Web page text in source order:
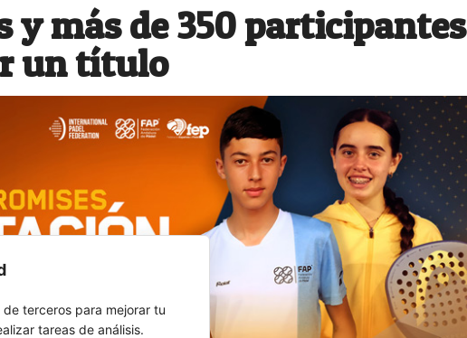
y más de 350 participantes
un título
terceros para mejorar tu
tareas de análisis.